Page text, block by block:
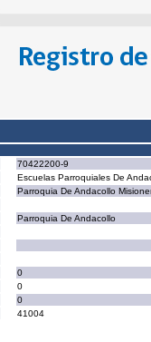
70422200-9
Escuelas Parroquiales De
Parroquia De Andacollo
Parroquia De Andacollo
0
0
0
41004